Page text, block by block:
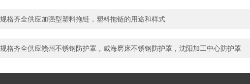
规格齐全供应加强型塑料拖链，塑料拖链的用途和样式
规格齐全供应赣州不锈钢防护罩，威海磨床不锈钢防护罩，沈阳加工中心防护罩